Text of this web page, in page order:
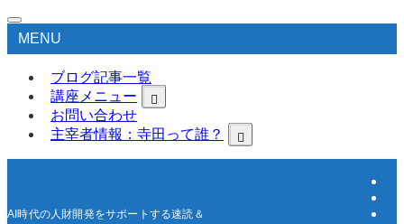
MENU
ブログ記事一覧
講座メニュー
お問い合わせ
主宰者情報：寺田って誰？
AI時代の人財開発をサポートする速読＆高速学習の研究所